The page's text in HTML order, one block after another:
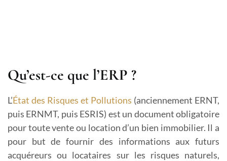
Qu’est-ce que l’ERP ?
L’État des Risques et Pollutions (anciennement ERNT,
puis ERNMT, puis ESRIS) est un document obligatoire
pour toute vente ou location d’un bien immobilier. Il a
pour but de fournir des informations aux futurs
acquéreurs ou locataires sur les risques naturels,